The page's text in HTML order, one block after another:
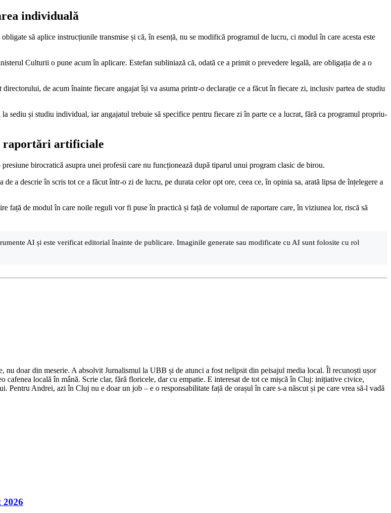
individuală
să aplice instrucțiunile transmise și că, în esență, nu se modifică programul de lucru, ci modul în care acesta este
Culturii o pune acum în aplicare. Estefan subliniază că, odată ce a primit o prevedere legală, are obligația de a o
de acum înainte fiecare angajat își va asuma printr-o declarație ce a făcut în fiecare zi, inclusiv partea de studiu
și studiu individual, iar angajatul trebuie să specifice pentru fiecare zi în parte ce a lucrat, fără ca programul propriu-
raportări artificiale
birocratică asupra unei profesii care nu funcționează după tiparul unui program clasic de birou.
a descrie în scris tot ce a făcut într-o zi de lucru, pe durata celor opt ore, ceea ce, în opinia sa, arată lipsa de înțelegere a
față de modul în care noile reguli vor fi puse în practică și față de volumul de raportare care, în viziunea lor, riscă să
AI și este verificat editorial înainte de publicare. Imaginile generate sau modificate cu AI sunt folosite cu rol
doar din meserie. A absolvit Jurnalismul la UBB și de atunci a fost nelipsit din peisajul media local. Îl recunoști ușor
cafenea locală în mână. Scrie clar, fără floricele, dar cu empatie. E interesat de tot ce mișcă în Cluj: inițiative civice,
Pentru Andrei, azi în Cluj nu e doar un job – e o responsabilitate față de orașul în care s-a născut și pe care vrea să-l vadă
2026